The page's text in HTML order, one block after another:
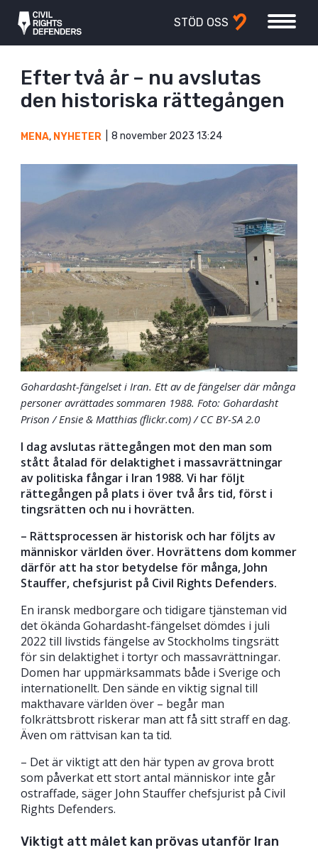
STÖD OSS
Efter två år – nu avslutas
den historiska rättegången
MENA, NYHETER 8 november 2023 13:24
Gohardasht-fängelset i Iran. Ett av de fängelser där många
personer avrättades sommaren 1988. Foto: Gohardasht
Prison / Ensie & Matthias (flickr.com) / CC BY-SA 2.0
I dag avslutas rättegången mot den man som
stått åtalad för delaktighet i massavrättningar
av politiska fångar i Iran 1988. Vi har följt
rättegången på plats i över två års tid, först i
tingsrätten och nu i hovrätten.
– Rättsprocessen är historisk och har följts av
människor världen över. Hovrättens dom kommer
därför att ha stor betydelse för många, John
Stauffer, chefsjurist på Civil Rights Defenders.
En iransk medborgare och tidigare tjänsteman vid
det ökända Gohardasht-fängelset dömdes i juli
2022 till livstids fängelse av Stockholms tingsrätt
för sin delaktighet i tortyr och massavrättningar.
Domen har uppmärksammats både i Sverige och
internationellt. Den sände en viktig signal till
makthavare världen över – begår man
folkrättsbrott riskerar man att få sitt straff en dag.
Även om rättvisan kan ta tid.
– Det är viktigt att den här typen av grova brott
som påverkat ett stort antal människor inte går
ostraffade, säger John Stauffer chefsjurist på Civil
Rights Defenders.
Viktigt att målet kan prövas utanför Iran